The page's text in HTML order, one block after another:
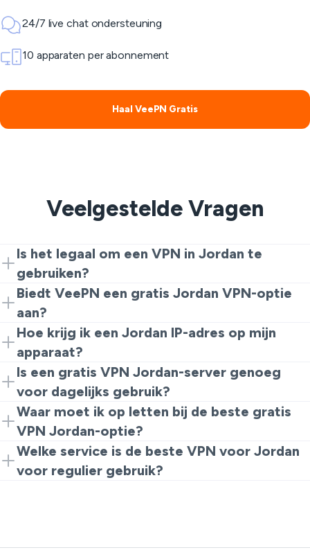
24/7 live chat ondersteuning
10 apparaten per abonnement
Haal VeePN Gratis
Veelgestelde Vragen
Is het legaal om een VPN in Jordan te
gebruiken?
Ja, het gebruik van een Jordan VPN voor privacy is
over het algemeen toegestaan. Volg gewoon de lokale
wetten en gebruik het verantwoordelijk.
Biedt VeePN een gratis Jordan VPN-optie
aan?
Ja. Je kunt beginnen met gratis Jordan VPN-toegang
via de browserextensie en later upgraden indien nodig.
Hoe krijg ik een Jordan IP-adres op mijn
apparaat?
Installeer VeePN, kies een VPN Jordan-server en maak
verbinding. Sites zien dan het server IP in plaats van je
echte IP.
Is een gratis VPN Jordan-server genoeg
voor dagelijks gebruik?
Een gratis VPN Jordan-server werkt goed voor basis
browsen en licht dagelijks gebruik. Voor meer snelheid
en functies zijn volledige apps beter.
Waar moet ik op letten bij de beste gratis
VPN Jordan-optie?
Zoek naar duidelijke privacyregels, stabiele snelheden
en een vertrouwde provider. VeePN is een eenvoudige
beste gratis VPN Jordan-optie om mee te beginnen.
Welke service is de beste VPN voor Jordan
voor regulier gebruik?